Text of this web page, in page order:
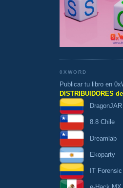
0XWORD
Publicar tu libro en
DISTRIBUIDORES
DragonJAR
8.8 Chile
Dreamlab
Ekoparty
IT Forensic